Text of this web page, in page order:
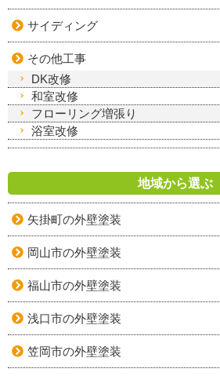
サイディング
その他工事
DK改修
和室改修
フローリング増張り
浴室改修
地域から選ぶ
矢掛町の外壁塗装
岡山市の外壁塗装
福山市の外壁塗装
浅口市の外壁塗装
笠岡市の外壁塗装